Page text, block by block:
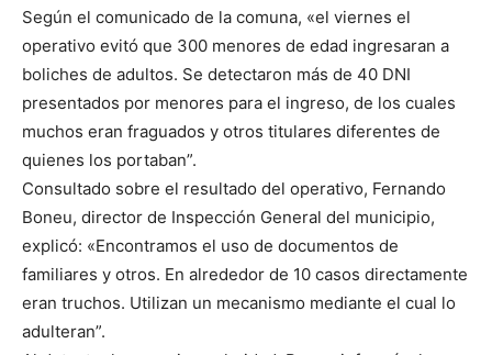
Según el comunicado de la comuna, «el viernes el
operativo evitó que 300 menores de edad ingresaran a
boliches de adultos. Se detectaron más de 40 DNI
presentados por menores para el ingreso, de los cuales
muchos eran fraguados y otros titulares diferentes de
quienes los portaban”.
Consultado sobre el resultado del operativo, Fernando
Boneu, director de Inspección General del municipio,
explicó: «Encontramos el uso de documentos de
familiares y otros. En alrededor de 10 casos directamente
eran truchos. Utilizan un mecanismo mediante el cual lo
adulteran”.